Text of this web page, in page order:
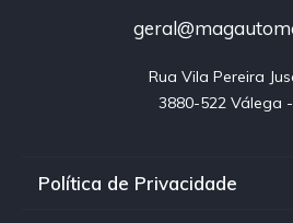
Rua Vila Pereira
3880-522 Válega
Política de Privacidade